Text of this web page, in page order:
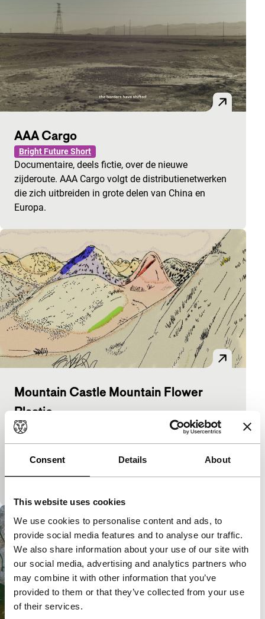
Consent Details About
This website uses cookies
We use cookies to personalise content and ads, to
provide social media features and to analyse our traffic.
We also share information about your use of our site with
our social media, advertising and analytics partners who
may combine it with other information that you’ve
provided to them or that they’ve collected from your use
of their services.
AAA Cargo
Bright Future Short
Documentaire, deels fictie, over de nieuwe
zijderoute. AAA Cargo volgt de distributienetwerken
die zich uitbreiden in grote delen van China en
Europa.
Mountain Castle Mountain Flower
Plastic
Bright Future Short
Experimentele animatiefilm, geïnspireerd door
prototypes van harde schijven, of hoe